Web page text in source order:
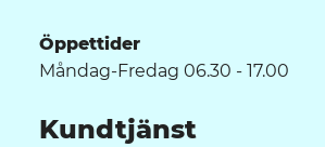
Öppettider
Måndag-Fredag 06.30 - 17.00
Kundtjänst